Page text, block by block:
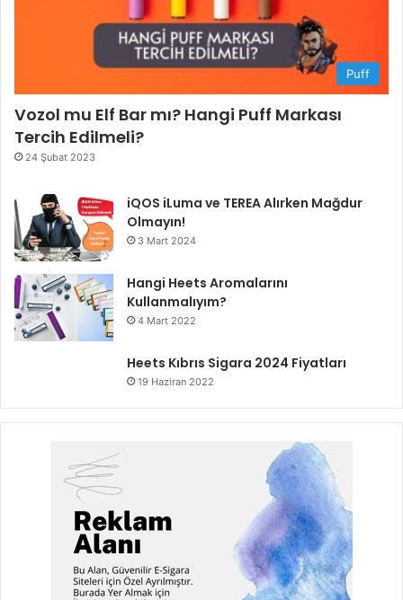
Puff
Vozol mu Elf Bar mı? Hangi Puff Markası
Tercih Edilmeli?
24 Şubat 2023
iQOS iLuma ve TEREA Alırken Mağdur
Olmayın!
3 Mart 2024
Hangi Heets Aromalarını
Kullanmalıyım?
4 Mart 2022
Heets Kıbrıs Sigara 2024 Fiyatları
19 Haziran 2022